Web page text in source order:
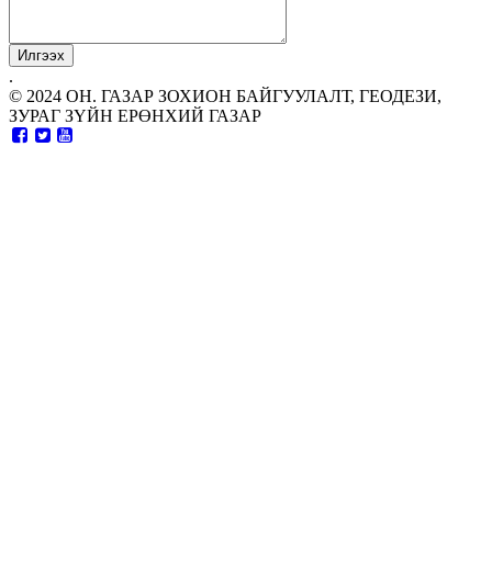
.
© 2024 ОН. ГАЗАР ЗОХИОН БАЙГУУЛАЛТ, ГЕОДЕЗИ,
ЗУРАГ ЗҮЙН ЕРӨНХИЙ ГАЗАР